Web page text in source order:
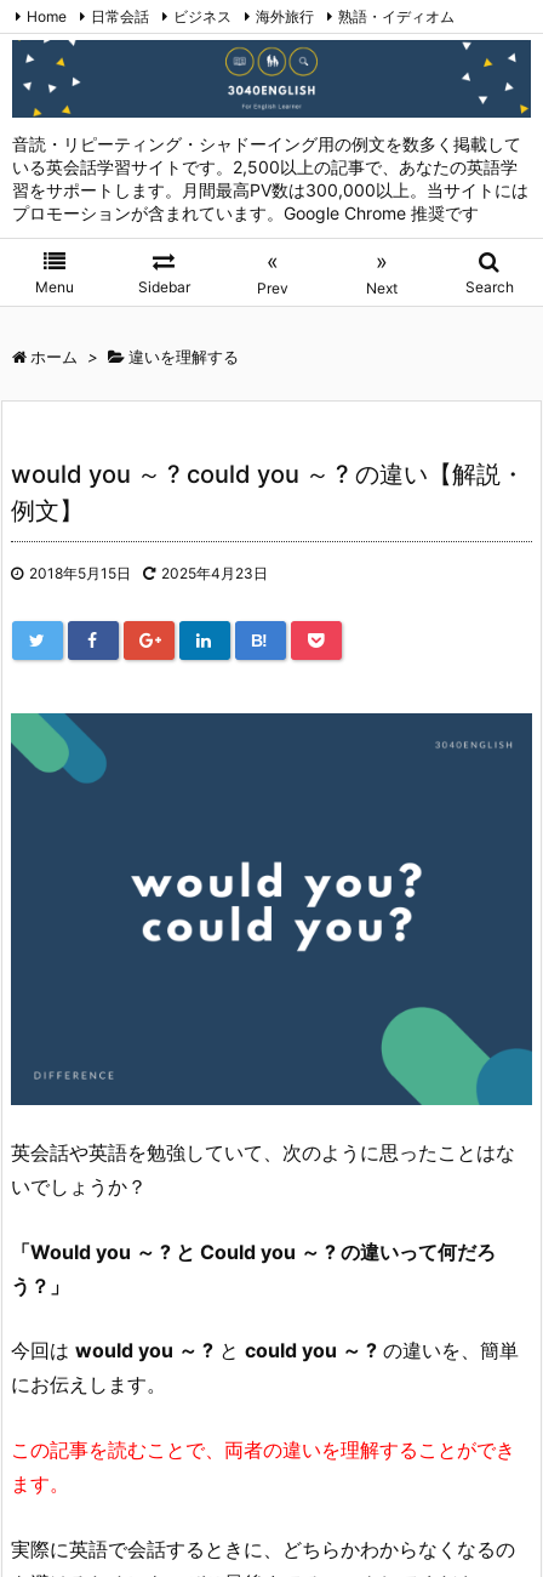
音読・リピーティング・シャドーイング用の例文を数多く掲載して
いる英会話学習サイトです。2,500以上の記事で、あなたの英語学
習をサポートします。月間最高PV数は300,000以上。当サイトには
プロモーションが含まれています。Google Chrome 推奨です
Menu Sidebar
«
Prev
»
Next Search
Home 日常会話 ビジネス 海外旅行
熟語・イディオム
英会話表現 (日本語→英語)
お問い合わせ
ホーム > 違いを理解する
would you ～ ? could you ～ ? の違い【解説・
例文】
2018年5月15日 2025年4月23日
B!
英会話や英語を勉強していて、次のように思ったことはな
いでしょうか？
「Would you ～ ? と Could you ～ ? の違いって何だろ
う？」
今回は would you ～ ? と could you ～ ? の違いを、簡単
にお伝えします。
この記事を読むことで、両者の違いを理解することができ
ます。
実際に英語で会話するときに、どちらかわからなくなるの